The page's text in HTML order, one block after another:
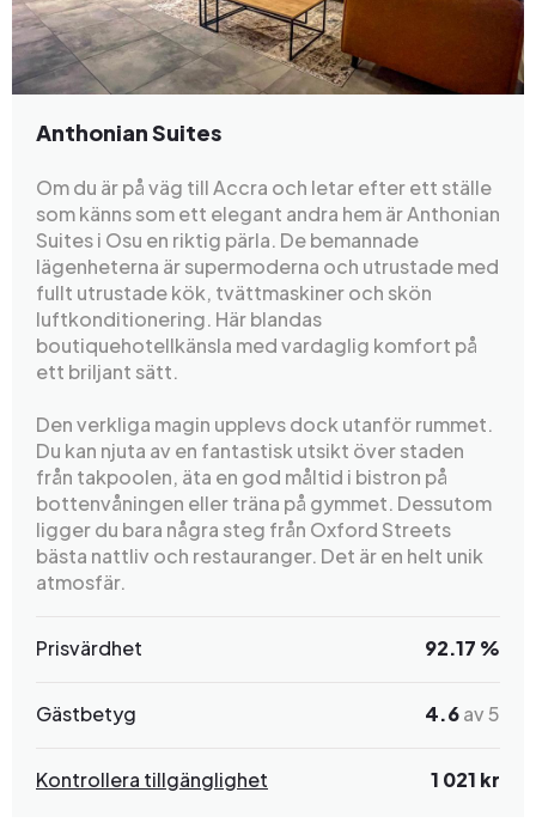
Anthonian Suites
Om du är på väg till Accra och letar efter ett ställe
som känns som ett elegant andra hem är Anthonian
Suites i Osu en riktig pärla. De bemannade
lägenheterna är supermoderna och utrustade med
fullt utrustade kök, tvättmaskiner och skön
luftkonditionering. Här blandas
boutiquehotellkänsla med vardaglig komfort på
ett briljant sätt.
Den verkliga magin upplevs dock utanför rummet.
Du kan njuta av en fantastisk utsikt över staden
från takpoolen, äta en god måltid i bistron på
bottenvåningen eller träna på gymmet. Dessutom
ligger du bara några steg från Oxford Streets
bästa nattliv och restauranger. Det är en helt unik
atmosfär.
Prisvärdhet 92.17 %
Gästbetyg 4.6av 5
Kontrollera tillgänglighet 1 021 kr